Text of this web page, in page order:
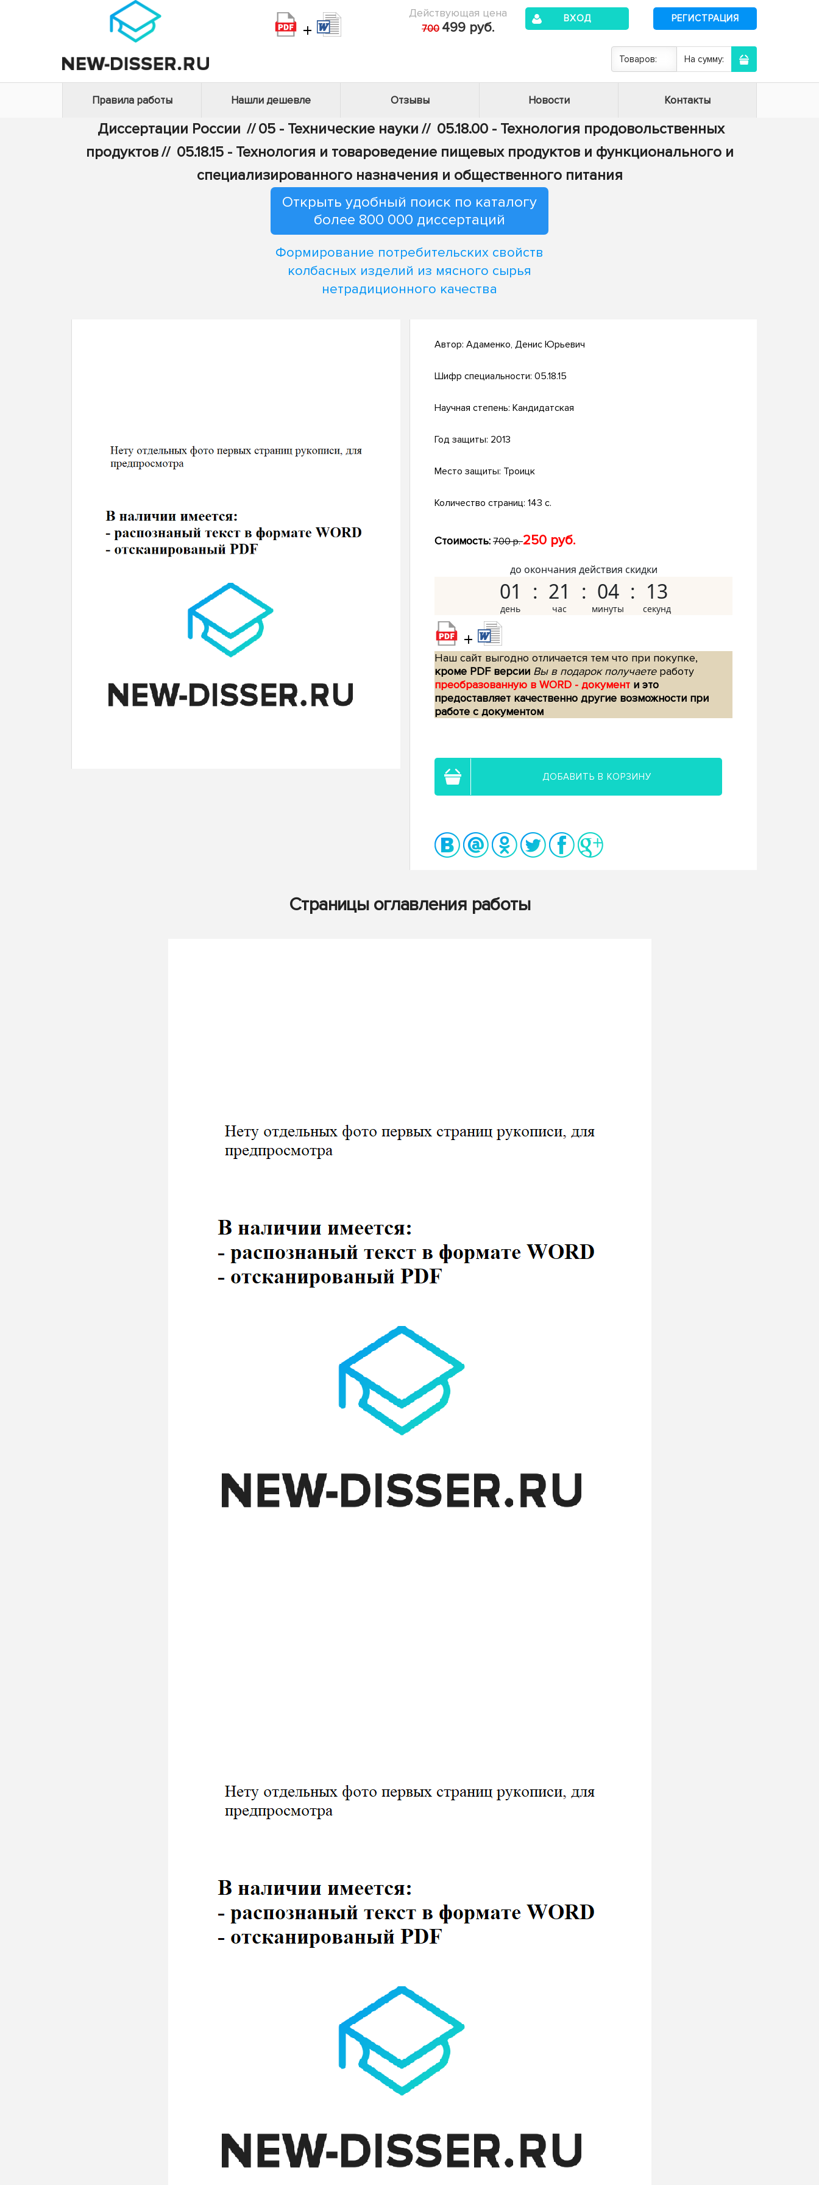
+
Действующая цена
700 499 руб.
ВХОД РЕГИСТРАЦИЯ
Товаров: На сумму:
Правила работы Нашли дешевле Отзывы Новости Контакты
Диссертации России // 05 - Технические науки // 05.18.00 - Технология продовольственных
продуктов// 05.18.15 - Технология и товароведение пищевых продуктов и функционального и
специализированного назначения и общественного питания
Открыть удобный поиск по каталогу
более 800 000 диссертаций
Формирование потребительских свойств
колбасных изделий из мясного сырья
нетрадиционного качества
Автор: Адаменко, Денис Юрьевич
Шифр специальности: 05.18.15
Научная степень: Кандидатская
Год защиты: 2013
Место защиты: Троицк
Количество страниц: 143 с.
Стоимость: 700 р.250 руб.
до окончания действия скидки
01 21 04 12
+
Наш сайт выгодно отличается тем что при покупке,
кроме PDF версии Вы в подарок получаетеработу
преобразованную в WORD - документ и это
предоставляет качественно другие возможности при
работе с документом
ДОБАВИТЬ В КОРЗИНУ
Страницы оглавления работы